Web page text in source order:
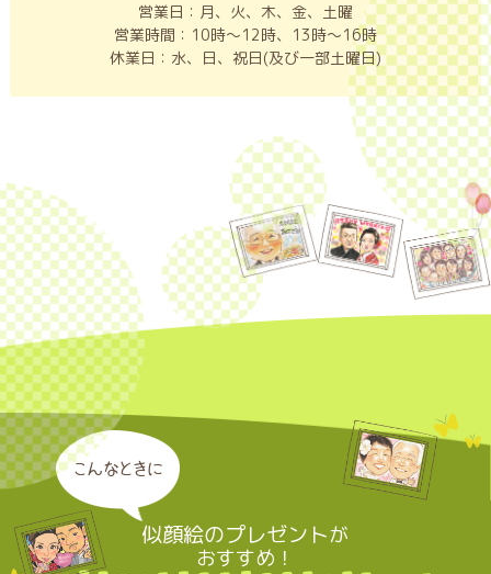
営業日：月、火、木、金、土曜
営業時間：10時～12時、13時～16時
休業日：水、日、祝日(及び一部土曜日)
こんなときに
似顔絵のプレゼントが
おすすめ！